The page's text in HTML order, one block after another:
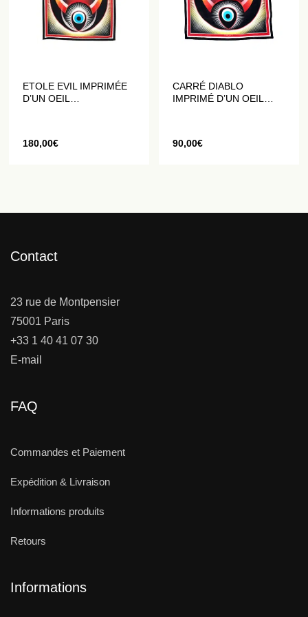
ETOLE EVIL IMPRIMÉE
D’UN OEIL
180,00€
CARRÉ DIABLO
IMPRIMÉ D’UN OEIL
90,00€
Contact
23 rue de Montpensier
75001 Paris
+33 1 40 41 07 30
E-mail
FAQ
Commandes et Paiement
Expédition & Livraison
Informations produits
Retours
Informations